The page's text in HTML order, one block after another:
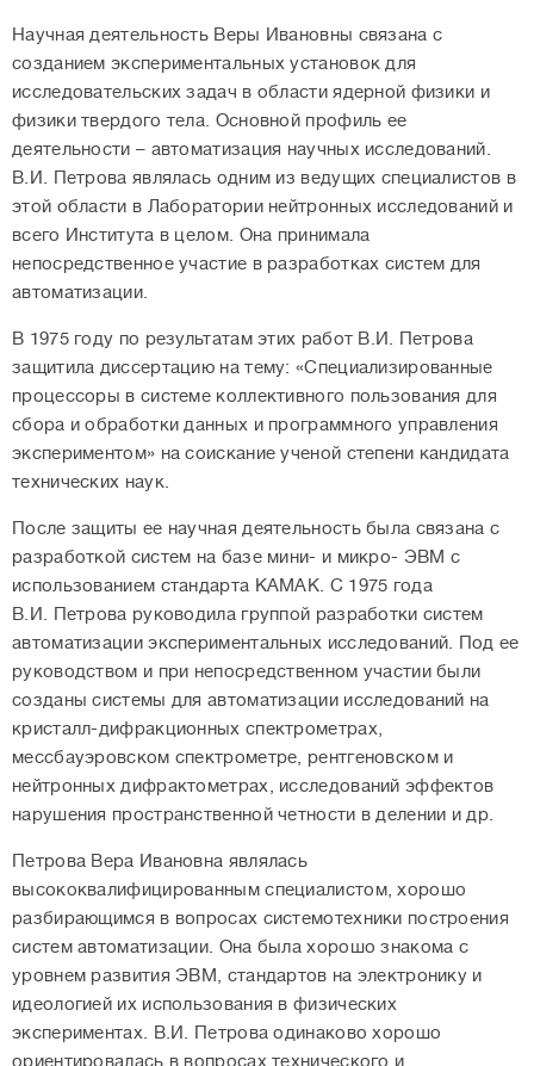
Научная деятельность Веры Ивановны связана с
созданием экспериментальных установок для
исследовательских задач в области ядерной физики и
физики твердого тела. Основной профиль ее
деятельности – автоматизация научных исследований.
В.И. Петрова являлась одним из ведущих специалистов в
этой области в Лаборатории нейтронных исследований и
всего Института в целом. Она принимала
непосредственное участие в разработках систем для
автоматизации.
В 1975 году по результатам этих работ В.И. Петрова
защитила диссертацию на тему: «Специализированные
процессоры в системе коллективного пользования для
сбора и обработки данных и программного управления
экспериментом» на соискание ученой степени кандидата
технических наук.
После защиты ее научная деятельность была связана с
разработкой систем на базе мини- и микро- ЭВМ с
использованием стандарта КАМАК. С 1975 года
В.И. Петрова руководила группой разработки систем
автоматизации экспериментальных исследований. Под ее
руководством и при непосредственном участии были
созданы системы для автоматизации исследований на
кристалл-дифракционных спектрометрах,
мессбауэровском спектрометре, рентгеновском и
нейтронных дифрактометрах, исследований эффектов
нарушения пространственной четности в делении и др.
Петрова Вера Ивановна являлась
высококвалифицированным специалистом, хорошо
разбирающимся в вопросах системотехники построения
систем автоматизации. Она была хорошо знакома с
уровнем развития ЭВМ, стандартов на электронику и
идеологией их использования в физических
экспериментах. В.И. Петрова одинаково хорошо
ориентировалась в вопросах технического и